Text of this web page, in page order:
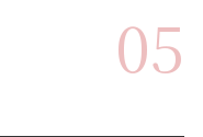
05